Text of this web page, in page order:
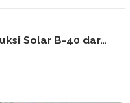
Solar B-40 dar…